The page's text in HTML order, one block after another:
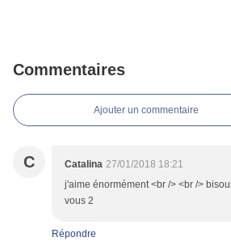
Commentaires
Ajouter un commentaire
C Catalina 27/01/2018 18:21
j'aime énormément <br /> <br />
vous 2
Répondre